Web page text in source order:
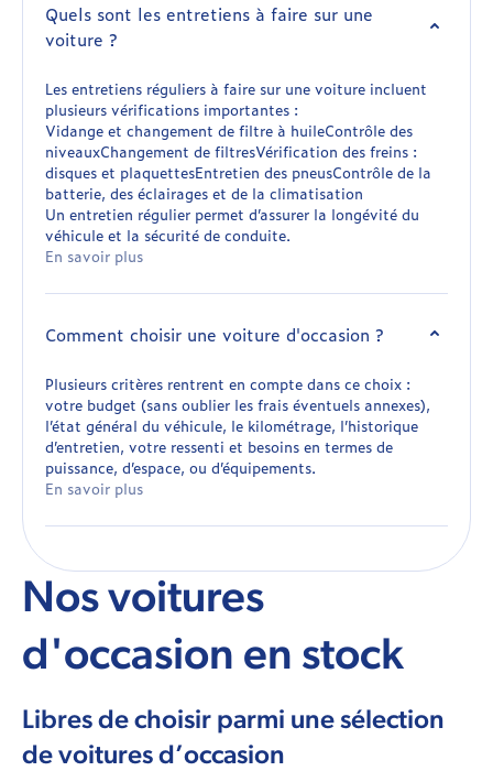
Quels sont les entretiens à faire sur une
voiture ?
Les entretiens réguliers à faire sur une voiture incluent
plusieurs vérifications importantes :
Vidange et changement de filtre à huileContrôle des
niveauxChangement de filtresVérification des freins :
disques et plaquettesEntretien des pneusContrôle de la
batterie, des éclairages et de la climatisation
Un entretien régulier permet d’assurer la longévité du
véhicule et la sécurité de conduite.
En savoir plus
Comment choisir une voiture d'occasion ?
Plusieurs critères rentrent en compte dans ce choix :
votre budget (sans oublier les frais éventuels annexes),
l’état général du véhicule, le kilométrage, l’historique
d’entretien, votre ressenti et besoins en termes de
puissance, d’espace, ou d’équipements.
En savoir plus
Nos voitures
d'occasion en stock
Libres de choisir parmi une sélection
de voitures d’occasion